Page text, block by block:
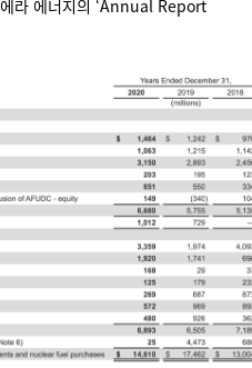
라 에너지의 ‘Annual Report